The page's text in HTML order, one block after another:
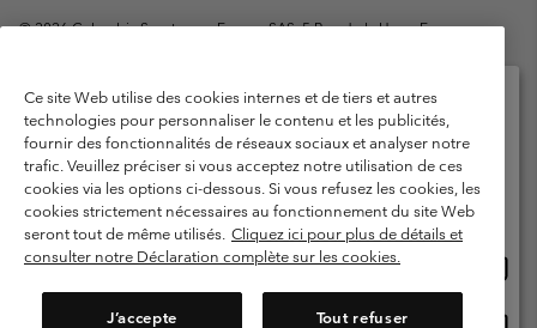
©2026Columbia Sportswear Europe SAS. 5 Rue de la Haye, Espace
Garanties Légales
Politique de confidentialité
Conditions d'utilisation - Membres
Conditions D'utilisation - Contenu généré par l'utilisateur
Impressum
Cookies
Public CBCR
Ce site Web utilise des cookies internes et de tiers et autres
technologies pour personnaliser le contenu et les publicités,
fournir des fonctionnalités de réseaux sociaux et analyser notre
trafic. Veuillez préciser si vous acceptez notre utilisation de ces
cookies via les options ci-dessous. Si vous refusez les cookies, les
cookies strictement nécessaires au fonctionnement du site Web
seront tout de même utilisés. Cliquez ici pour plus de détails et
consulter notre Déclaration complète sur les cookies.
J’accepte Tout refuser
Veuillez sélectionner votre pays d’expédition et
votre langue
Achats en ligne disponibles
United States
ligne
France